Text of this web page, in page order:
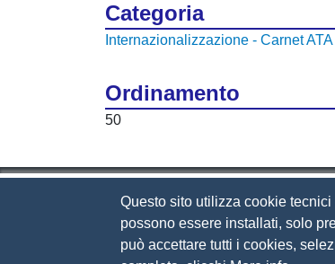
Categoria
Internazionalizzazione - Carnet ATA
Ordinamento
50
Camera di
Contatti
Questo sito utilizza cookie
possono essere installati, solo
può accettare tutti i cookies,